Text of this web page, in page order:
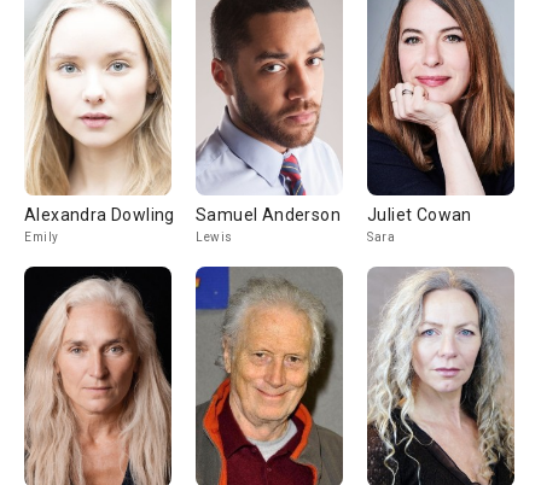
Alexandra Dowling
Emily
Samuel Anderson
Lewis
Juliet Cowan
Sara